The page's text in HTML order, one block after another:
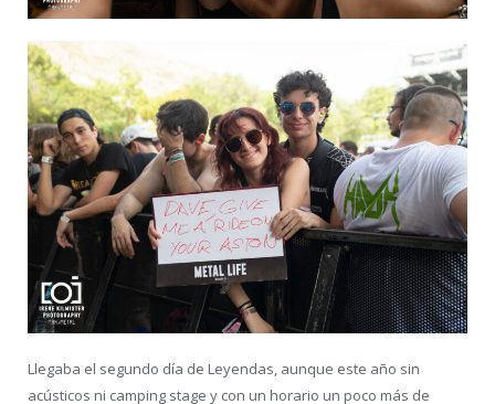
Llegaba el segundo día de Leyendas, aunque este año sin
acústicos ni camping stage y con un horario un poco más de